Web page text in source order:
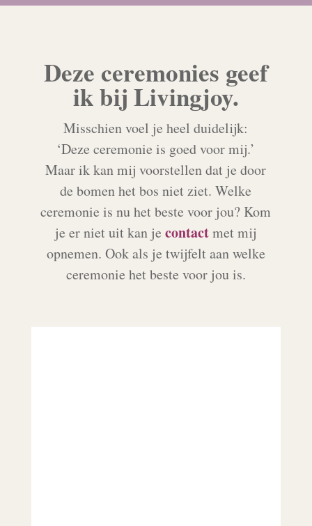
Deze ceremonies geef
ik bij Livingjoy.
Misschien voel je heel duidelijk:
‘Deze ceremonie is goed voor mij.’
Maar ik kan mij voorstellen dat je door
de bomen het bos niet ziet. Welke
ceremonie is nu het beste voor jou? Kom
je er niet uit kan jecontactmet mij
opnemen. Ook als je twijfelt aan welke
ceremonie het beste voor jou is.